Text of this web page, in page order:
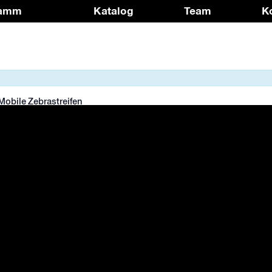
Katalog Team
Zebrastreifen